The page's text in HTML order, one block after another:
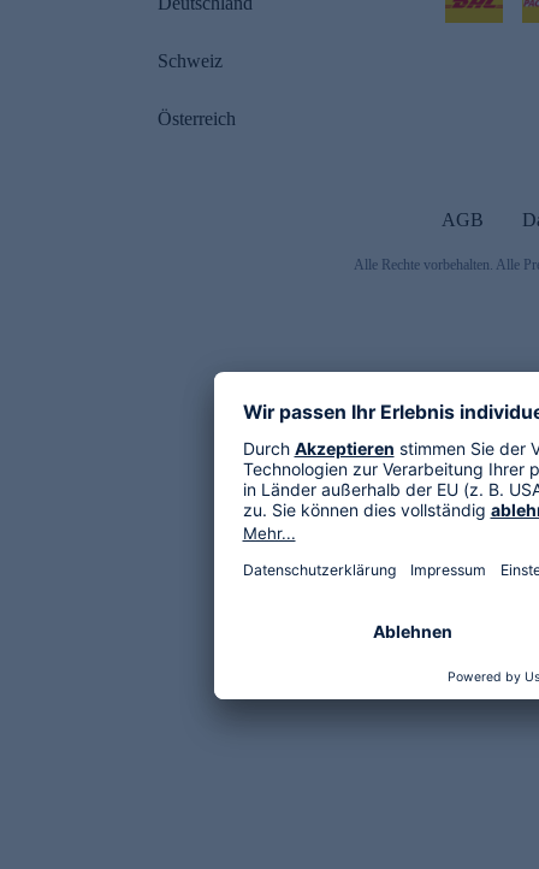
Schweiz
Österreich
AGB
Alle Rechte vorbehalten. Alle